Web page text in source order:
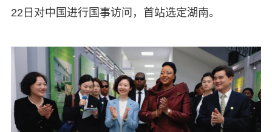
22日对中国进行国事访问，首站选定湖南。